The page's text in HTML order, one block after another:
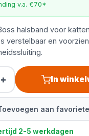
v.a. €70*
halsband voor
verstelbaar en
+ In
aan
2-5 werkdagen